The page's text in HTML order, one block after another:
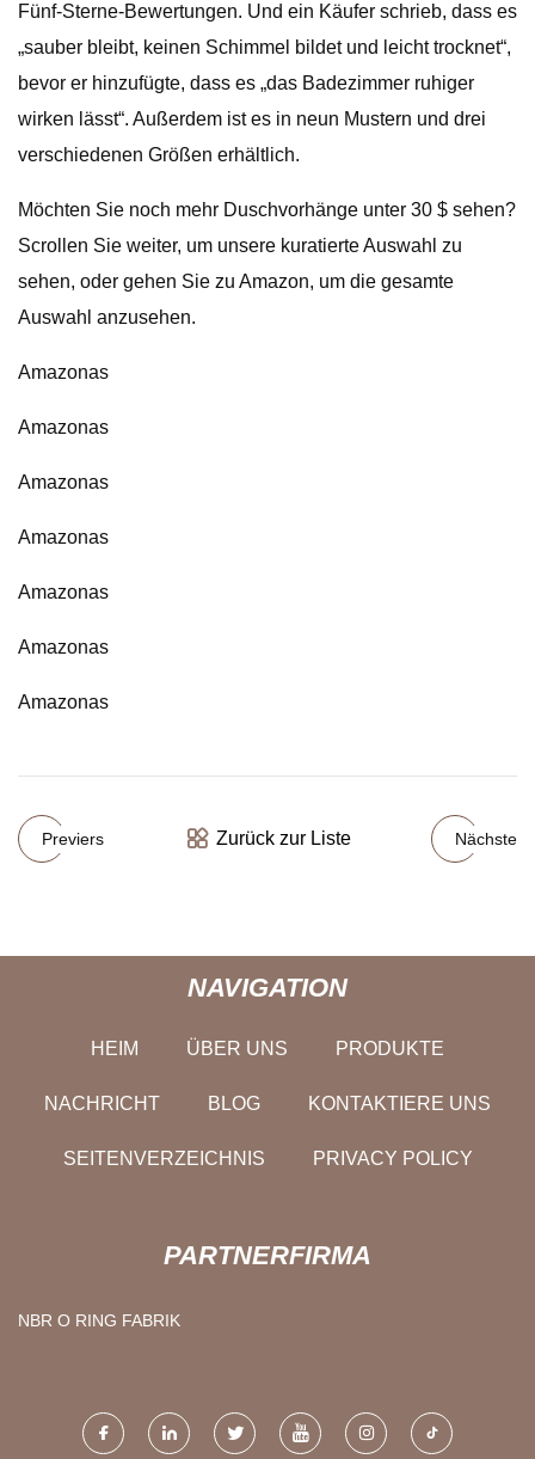
Fünf-Sterne-Bewertungen. Und ein Käufer schrieb, dass es
„sauber bleibt, keinen Schimmel bildet und leicht trocknet“,
bevor er hinzufügte, dass es „das Badezimmer ruhiger
wirken lässt“. Außerdem ist es in neun Mustern und drei
verschiedenen Größen erhältlich.
Möchten Sie noch mehr Duschvorhänge unter 30 $ sehen?
Scrollen Sie weiter, um unsere kuratierte Auswahl zu
sehen, oder gehen Sie zu Amazon, um die gesamte
Auswahl anzusehen.
Amazonas
Amazonas
Amazonas
Amazonas
Amazonas
Amazonas
Amazonas
Previers Zurück zur Liste Nächste
NAVIGATION
HEIM ÜBER UNS PRODUKTE
NACHRICHT BLOG KONTAKTIERE UNS
SEITENVERZEICHNIS PRIVACY POLICY
PARTNERFIRMA
NBR O RING FABRIK